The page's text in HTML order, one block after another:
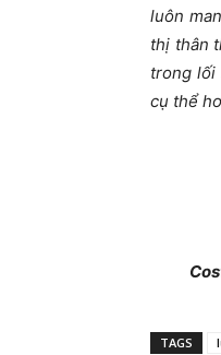
luôn
thị thân
trong lối
cụ thể
TAGS